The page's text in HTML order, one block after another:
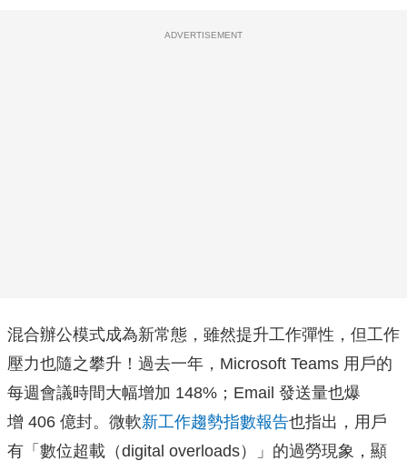
ADVERTISEMENT
混合辦公模式成為新常態，雖然提升工作彈性，但工作
壓力也隨之攀升！過去一年，Microsoft Teams 用戶的
每週會議時間大幅增加 148%；Email 發送量也爆
增 406 億封。微軟新工作趨勢指數報告也指出，用戶
有「數位超載（digital overloads）」的過勞現象，顯